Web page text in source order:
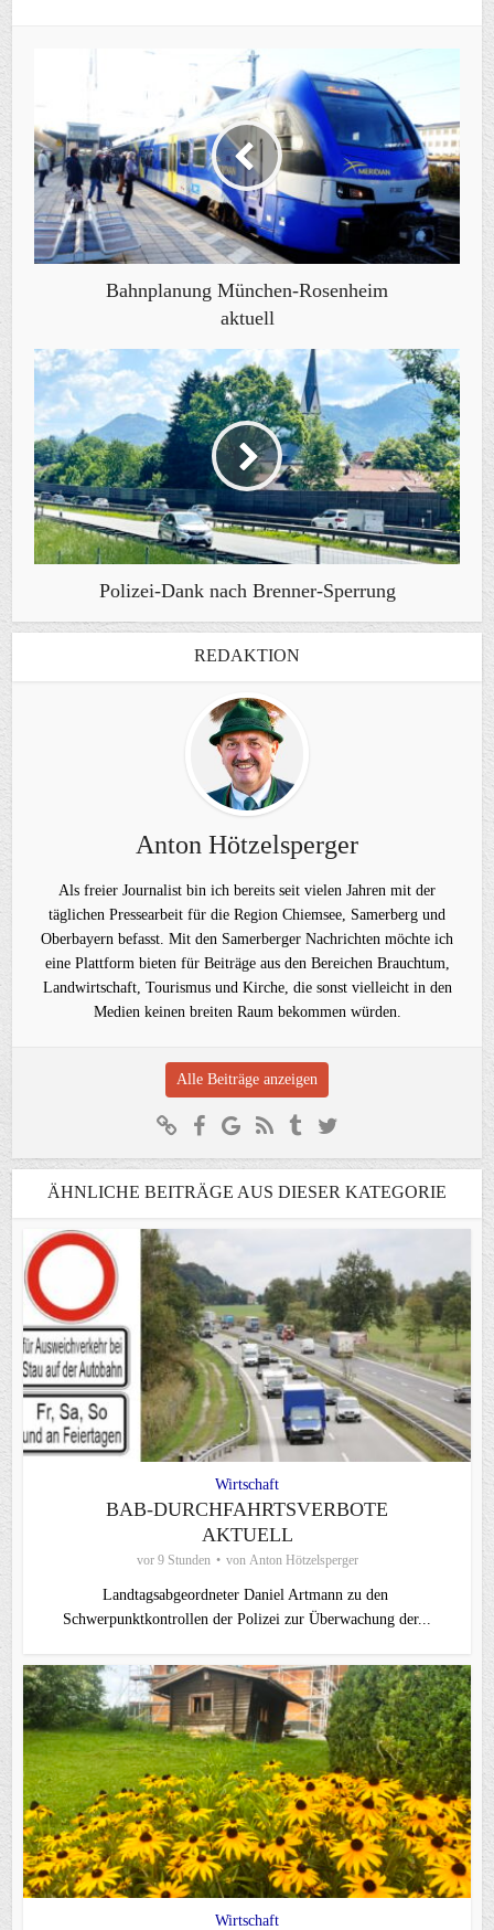
Bahnplanung München-Rosenheim
aktuell
Polizei-Dank nach Brenner-Sperrung
REDAKTION
Anton Hötzelsperger
Als freier Journalist bin ich bereits seit vielen Jahren mit der
täglichen Pressearbeit für die Region Chiemsee, Samerberg und
Oberbayern befasst. Mit den Samerberger Nachrichten möchte ich
eine Plattform bieten für Beiträge aus den Bereichen Brauchtum,
Landwirtschaft, Tourismus und Kirche, die sonst vielleicht in den
Medien keinen breiten Raum bekommen würden.
Alle Beiträge anzeigen
ÄHNLICHE BEITRÄGE AUS DIESER KATEGORIE
Wirtschaft
BAB-DURCHFAHRTSVERBOTE
AKTUELL
vor 9 Stunden von Anton Hötzelsperger
Landtagsabgeordneter Daniel Artmann zu den
Schwerpunktkontrollen der Polizei zur Überwachung der...
Wirtschaft